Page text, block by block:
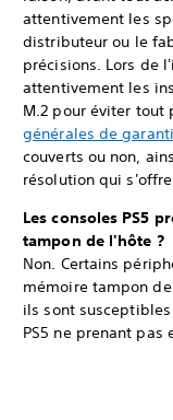
attentivement les
distributeur ou le
précisions. Lors de
attentivement les
M.2 pour éviter tout
générales de
couverts ou non,
résolution qui
Les consoles PS5
tampon de l'hôte ?
Non. Certains
mémoire tampon
ils sont
PS5 ne prenant pas